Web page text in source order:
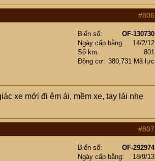
#806
Biển số
OF-130730
Ngày cấp bằng
14/2/12
Số km
801
Động cơ
380,731 Mã lực
xe mới đi êm ái, mềm xe, tay lái nhẹ
#807
Biển số
OF-292974
Ngày cấp bằng
18/9/13